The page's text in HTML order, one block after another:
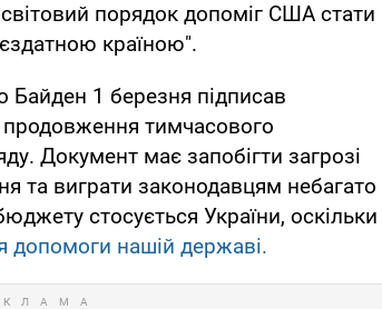
порядок допоміг США стати
країною".
1 березня підписав
тимчасового
Документ має запобігти загрозі
та виграти законодавцям небагато
стосується України, оскільки
допомоги нашій державі.